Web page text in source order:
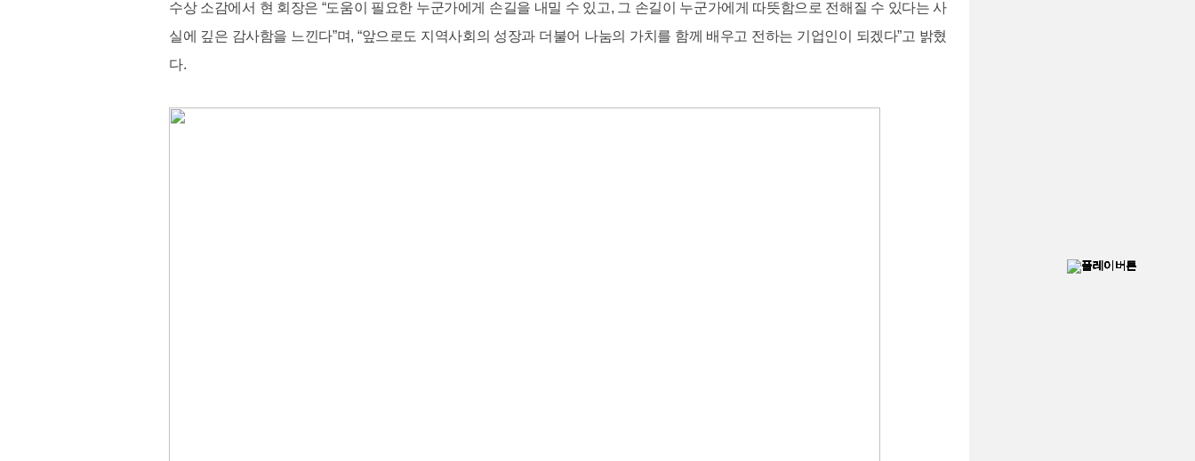
수상 소감에서 현 회장은 “도움이 필요한 누군가에게 손길을 내밀 수 있고, 그 손길이 누군가에게 따뜻함으로 전해질 수 있다는 사
실에 깊은 감사함을 느낀다”며, “앞으로도 지역사회의 성장과 더불어 나눔의 가치를 함께 배우고 전하는 기업인이 되겠다”고 밝혔
다.